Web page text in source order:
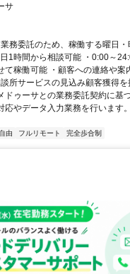
サ
務委託のため、稼働する曜日
1時間から相談可能 ・0:00～
て稼働可能 ・顧客への連絡や案
所サービスの見込み顧客獲得
ドゥーサとの業務委託契約に基
応やデータ入力業務を行います
由 フルリモート 完全歩合制